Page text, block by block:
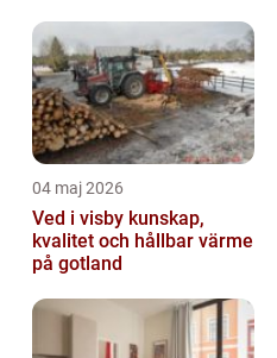
04 maj 2026
Ved i visby kunskap,
kvalitet och hållbar värme
på gotland